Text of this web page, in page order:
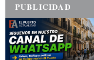
PUBLICIDAD